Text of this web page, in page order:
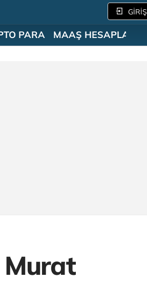
GİRİŞ
PARA MAAŞ HESAPLAMA
Murat